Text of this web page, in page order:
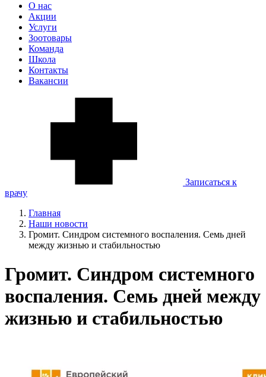
О нас
Акции
Услуги
Зоотовары
Команда
Школа
Контакты
Вакансии
Записаться к
врачу
Главная
Наши новости
Громит. Синдром системного воспаления. Семь дней
между жизнью и стабильностью
Громит. Синдром системного
воспаления. Семь дней между
жизнью и стабильностью